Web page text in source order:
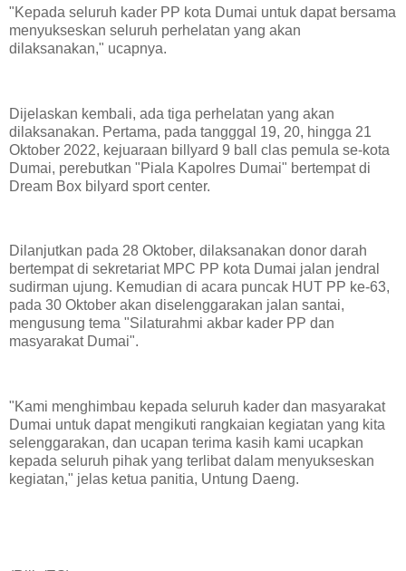
"Kepada seluruh kader PP kota Dumai untuk dapat bersama
menyukseskan seluruh perhelatan yang akan
dilaksanakan," ucapnya.
Dijelaskan kembali, ada tiga perhelatan yang akan
dilaksanakan. Pertama, pada tangggal 19, 20, hingga 21
Oktober 2022, kejuaraan billyard 9 ball clas pemula se-kota
Dumai, perebutkan "Piala Kapolres Dumai" bertempat di
Dream Box bilyard sport center.
Dilanjutkan pada 28 Oktober, dilaksanakan donor darah
bertempat di sekretariat MPC PP kota Dumai jalan jendral
sudirman ujung. Kemudian di acara puncak HUT PP ke-63,
pada 30 Oktober akan diselenggarakan jalan santai,
mengusung tema "Silaturahmi akbar kader PP dan
masyarakat Dumai".
"Kami menghimbau kepada seluruh kader dan masyarakat
Dumai untuk dapat mengikuti rangkaian kegiatan yang kita
selenggarakan, dan ucapan terima kasih kami ucapkan
kepada seluruh pihak yang terlibat dalam menyukseskan
kegiatan," jelas ketua panitia, Untung Daeng.